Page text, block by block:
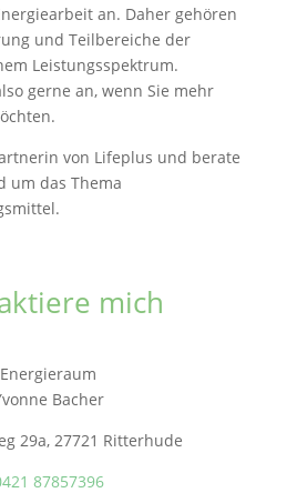
an. Daher gehören
und Teilbereiche der
Leistungsspektrum.
gerne an, wenn Sie mehr
von Lifeplus und berate
um das Thema
mich
Energieraum
Bacher
29a, 27721 Ritterhude
87857396